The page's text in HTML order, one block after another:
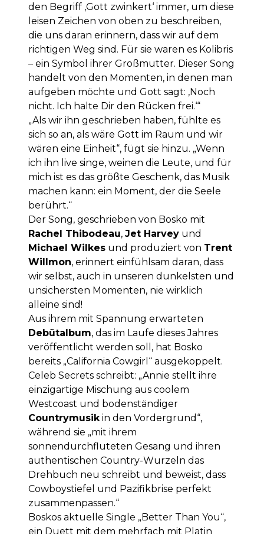
den Begriff ‚Gott zwinkert‘ immer, um diese
leisen Zeichen von oben zu beschreiben,
die uns daran erinnern, dass wir auf dem
richtigen Weg sind. Für sie waren es Kolibris
– ein Symbol ihrer Großmutter. Dieser Song
handelt von den Momenten, in denen man
aufgeben möchte und Gott sagt: ‚Noch
nicht. Ich halte Dir den Rücken frei.‘“
„Als wir ihn geschrieben haben, fühlte es
sich so an, als wäre Gott im Raum und wir
wären eine Einheit“, fügt sie hinzu. „Wenn
ich ihn live singe, weinen die Leute, und für
mich ist es das größte Geschenk, das Musik
machen kann: ein Moment, der die Seele
berührt.“
Der Song, geschrieben von Bosko mit
Rachel Thibodeau, Jet Harvey und
Michael Wilkes und produziert von Trent
Willmon, erinnert einfühlsam daran, dass
wir selbst, auch in unseren dunkelsten und
unsichersten Momenten, nie wirklich
alleine sind!
Aus ihrem mit Spannung erwarteten
Debütalbum, das im Laufe dieses Jahres
veröffentlicht werden soll, hat Bosko
bereits „California Cowgirl“ ausgekoppelt.
Celeb Secrets schreibt: „Annie stellt ihre
einzigartige Mischung aus coolem
Westcoast und bodenständiger
Countrymusikin den Vordergrund“,
während sie „mit ihrem
sonnendurchfluteten Gesang und ihren
authentischen Country-Wurzeln das
Drehbuch neu schreibt und beweist, dass
Cowboystiefel und Pazifikbrise perfekt
zusammenpassen.“
Boskos aktuelle Single „Better Than You“,
ein Duett mit dem mehrfach mit Platin